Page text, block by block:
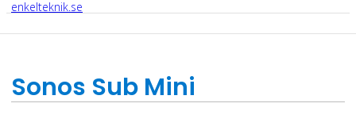
Sonos Sub Mini